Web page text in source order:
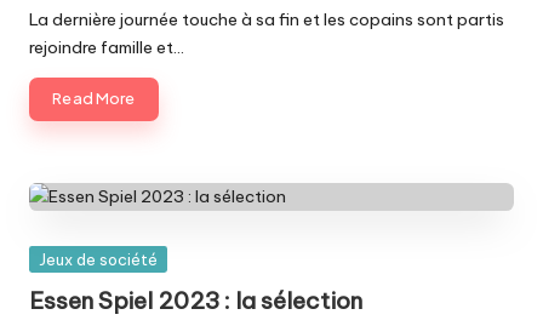
by
La dernière journée touche à sa fin et les copains sont partis
rejoindre famille et…
Read More
Posted
Jeux de société
Essen Spiel 2023 : la sélection